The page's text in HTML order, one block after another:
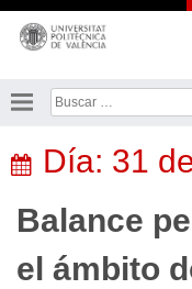
Saltar
contenido
Buscar:
Día: 31
Balance
el ámbito